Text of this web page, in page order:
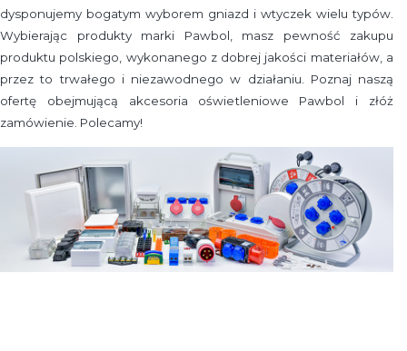
dysponujemy bogatym wyborem gniazd i wtyczek wielu typów.
Wybierając produkty marki Pawbol, masz pewność zakupu
produktu polskiego, wykonanego z dobrej jakości materiałów, a
przez to trwałego i niezawodnego w działaniu. Poznaj naszą
ofertę obejmującą akcesoria oświetleniowe Pawbol i złóż
zamówienie. Polecamy!